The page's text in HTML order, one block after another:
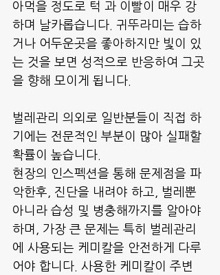
아먹을 정도로 턱 과 이빨이 매우 강
하며 날카롭습니다. 귀뚜라미는 습하
거나 어두운곳을 좋아하지만 빛이 있
는 것을 보면 성적으로 반응하여 그곳
을 향해 모이게 됩니다.
벌레관리 의외로 일반분들이 직접 하
기에는 전문적인 부분이 많아 실패할
확률이 높습니다.
현장의 인스펙션을 통해 문제점을 파
악한후, 진단을 내려야 하고, 벌레뿐
아니라 습성 및 병충해까지를 알아야
하며, 가장 큰 문제는 특히 벌레관리
에 사용되는 케미칼을 안전하게 다루
어야 합니다. 사용한 케미칼이 주변